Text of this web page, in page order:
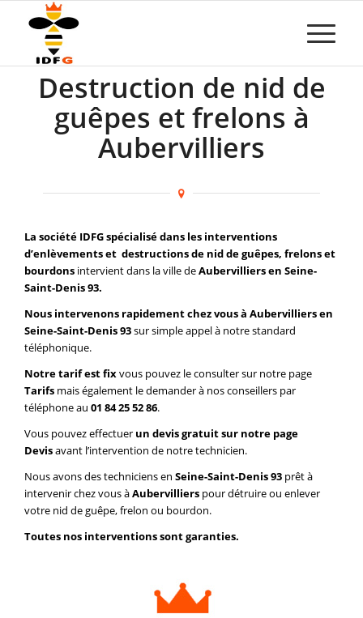
Destruction de nid de
guêpes et frelons à
Aubervilliers
La société IDFG spécialisé dans les interventions
d’enlèvements et destructions de nid de guêpes, frelons et
bourdons intervient dans la ville deAubervilliers en Seine-
Saint-Denis 93.
Nous intervenons rapidement chez vous à Aubervilliers en
Seine-Saint-Denis 93sur simple appel à notre standard
téléphonique.
Notre tarif est fixvous pouvez le consulter sur notre page
Tarifs mais également le demander à nos conseillers par
téléphone au 01 84 25 52 86.
Vous pouvez effectuer un devis gratuit sur notre page
Devisavant l’intervention de notre technicien.
Nous avons des techniciens en Seine-Saint-Denis 93 prêt à
intervenir chez vous àAubervilliers pour détruire ou enlever
votre nid de guêpe, frelon ou bourdon.
Toutes nos interventions sont garanties.